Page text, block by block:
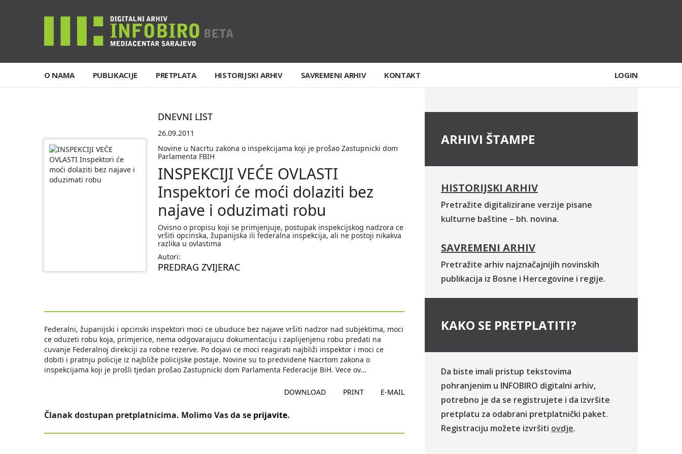
O NAMA PUBLIKACIJE PRETPLATA HISTORIJSKI ARHIV SAVREMENI ARHIV KONTAKT LOGIN
DNEVNI LIST
26.09.2011
Novine u Nacrtu zakona o inspekcijama koji je prošao Zastupnicki dom
Parlamenta FBIH
INSPEKCIJI VEĆE OVLASTI
Inspektori će moći dolaziti bez
najave i oduzimati robu
Ovisno o propisu koji se primjenjuje, postupak inspekcijskog nadzora ce
vršiti opcinska, županijska ili federalna inspekcija, ali ne postoji nikakva
razlika u ovlastima
Autori:
PREDRAG ZVIJERAC
Federalni, županijski i opcinski inspektori moci ce ubuduce bez najave vršiti nadzor nad subjektima, moci
ce oduzeti robu koja, primjerice, nema odgovarajucu dokumentaciju i zaplijenjenu robu predati na
cuvanje Federalnoj direkciji za robne rezerve. Po dojavi ce moci reagirati najbliži inspektor i moci ce
dobiti i pratnju policije iz najbliže policijske postaje. Novine su to predvidene Nacrtom zakona o
inspekcijama koji je prošli tjedan prošao Zastupnicki dom Parlamenta Federacije BiH. Vece ov...
DOWNLOAD PRINT E-MAIL
Članak dostupan pretplatnicima. Molimo Vas da se prijavite.
ARHIVI ŠTAMPE
HISTORIJSKI ARHIV
Pretražite digitalizirane verzije pisane
kulturne baštine – bh. novina.
SAVREMENI ARHIV
Pretražite arhiv najznačajnijih novinskih
publikacija iz Bosne i Hercegovine i regije.
KAKO SE PRETPLATITI?
Da biste imali pristup tekstovima
pohranjenim u INFOBIRO digitalni arhiv,
potrebno je da se registrujete i da izvršite
pretplatu za odabrani pretplatnički paket.
Registraciju možete izvršiti ovdje.